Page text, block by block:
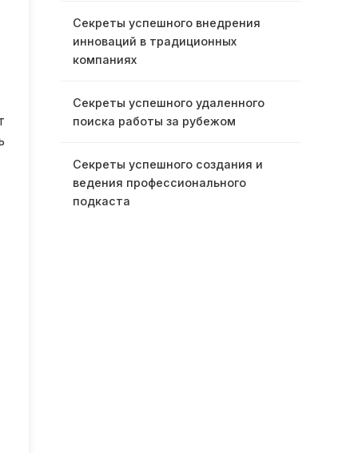
Секреты успешного внедрения
инноваций в традиционных
компаниях
Секреты успешного удаленного
поиска работы за рубежом
Секреты успешного создания и
ведения профессионального
подкаста